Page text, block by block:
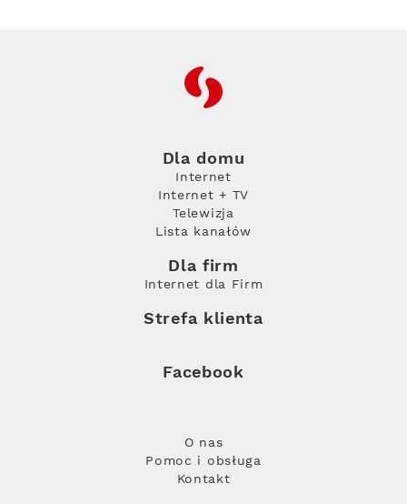
RFC
Dla domu
Internet
Internet + TV
Telewizja
Lista kanałów
Dla firm
Internet dla Firm
Strefa klienta
Facebook
O nas
Pomoc i obsługa
Kontakt